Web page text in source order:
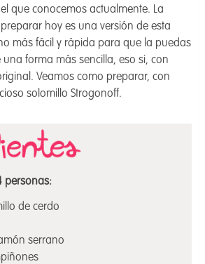
que conocemos actualmente. La
hoy es una versión de esta
más fácil y rápida para que la puedas
forma más sencilla, eso si, con
Veamos como preparar, con
solomillo Strogonoff.
personas:
de cerdo
serrano